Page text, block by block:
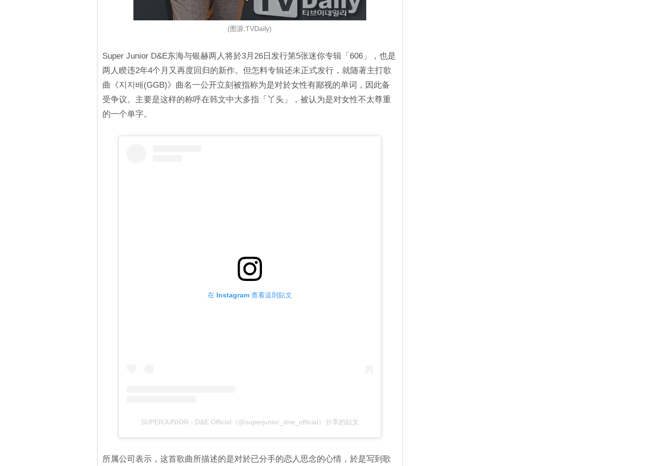
(图源:TVDaily)
Super Junior D&E东海与银赫两人将於3月26日发行第5张迷你专辑「606」，也是
两人睽违2年4个月又再度回归的新作。但怎料专辑还未正式发行，就随著主打歌
曲《지지배(GGB)》曲名一公开立刻被指称为是对於女性有鄙视的单词，因此备
受争议。主要是这样的称呼在韩文中大多指「丫头」，被认为是对女性不太尊重
的一个单字。
在 Instagram 查看這則貼文
SUPERJUNIOR - D&E Official（@superjunior_dne_official）分享的貼文
所属公司表示，这首歌曲所描述的是对於已分手的恋人思念的心情，於是写到歌